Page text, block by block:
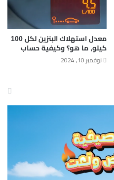
معدل استهلاك البنزين لكل 100
كيلو​, ما هو؟ وكيفية حساب
نوفمبر 10, 2024